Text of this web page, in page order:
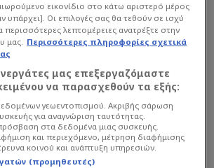
χουνέρι ΟΦΗ σε
και Παναθηναϊκό -
τα ευρωπαϊκά
γκάφα Χατσίδη και
δώρο σε ΟΦΗ -
ο Ισέκα (ΒΙΝΤΕΟ)
εικονίδιο στο κάτω αριστερό μέρος
υπάρχει]. Οι επιλογές σας θα τεθούν σε ισχύ
περισσότερες λεπτομέρειες ανατρέξτε στην
μας. Περισσότερες πληροφορίες σχετικά
μας επεξεργαζόμαστε
να παρασχεθούν τα εξής:
γεωεντοπισμού. Ακριβής σάρωση
για αναγνώριση ταυτότητας.
στα δεδομένα μιας συσκευής.
και περιεχόμενο, μέτρηση διαφήμισης
κοινού και ανάπτυξη υπηρεσιών.
(προμηθευτές)